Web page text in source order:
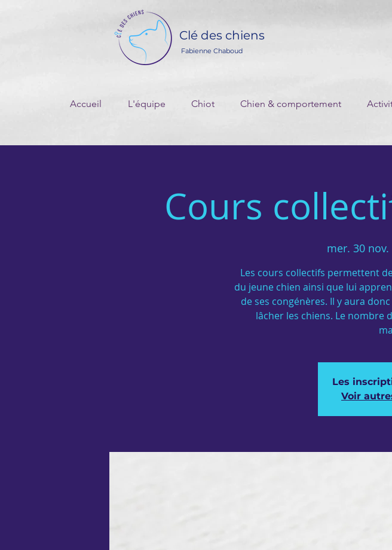
Clé des chiens
Fabienne Chaboud
Accueil L'équipe Chiot Chien & comportement
Cours
mer. 30 nov.
Les cours collectifs permettent
du jeune chien ainsi que lui
de ses congénères. Il y aura
lâcher les chiens. Le nombre
Les
Voir